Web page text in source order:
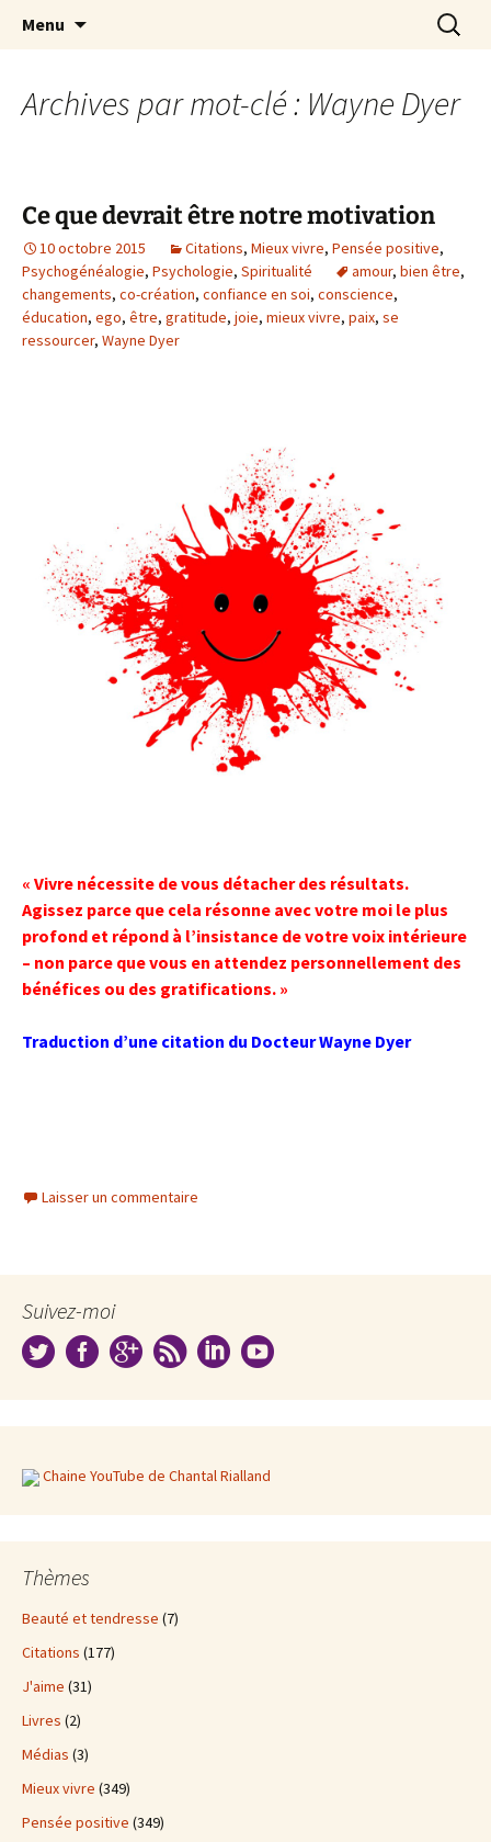
Mon big-bang intérieur
par Chantal Rialland
Menu
Archives par mot-clé : Wayne Dyer
Ce que devrait être notre motivation
10 octobre 2015 Citations, Mieux vivre, Pensée positive,
Psychogénéalogie, Psychologie, Spiritualité amour, bien être,
changements, co-création, confiance en soi, conscience,
éducation, ego, être, gratitude, joie, mieux vivre, paix, se
ressourcer, Wayne Dyer
« Vivre nécessite de vous détacher des résultats.
Agissez parce que cela résonne avec votre moi le plus
profond et répond à l’insistance de votre voix intérieure
– non parce que vous en attendez personnellement des
bénéfices ou des gratifications. »
Traduction d’une citation du Docteur Wayne Dyer
Laisser un commentaire
Suivez-moi
Chaine YouTube de Chantal Rialland
Thèmes
Beauté et tendresse (7)
Citations (177)
J'aime (31)
Livres (2)
Médias (3)
Mieux vivre (349)
Pensée positive (349)